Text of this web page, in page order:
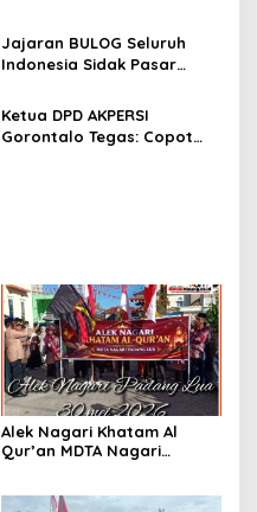
Jajaran BULOG Seluruh
Indonesia Sidak Pasar
Harga Beras dan Minyakita
Stabil Selama Ramadhan
dan Lebaran 2026
Ketua DPD AKPERSI
Gorontalo Tegas: Copot
Alek Nagari Khatam Al
Qur’an MDTA Nagari